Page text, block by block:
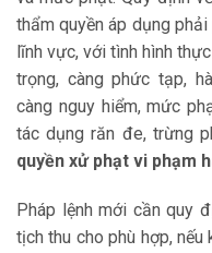
thẩm quyền áp dụng
lĩnh vực, với tình hình
trọng, càng phức tạp,
càng nguy hiểm, mức
tác dụng răn đe, trừng
quyền xử phạt vi phạm
Pháp lệnh mới cần quy
tịch thu cho phù hợp,